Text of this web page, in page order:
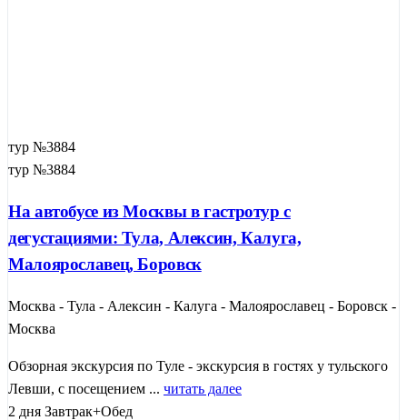
тур №3884
тур №3884
На автобусе из Москвы в гастротур с
дегустациями: Тула, Алексин, Калуга,
Малоярославец, Боровск
Москва - Тула - Алексин - Калуга - Малоярославец - Боровск -
Москва
Обзорная экскурсия по Туле - экскурсия в гостях у тульского
Левши, с посещением ... читать далее
2 дня Завтрак+Обед